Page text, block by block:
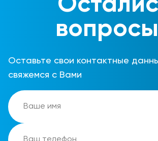
Оставьте свои контактные
свяжемся с Вами